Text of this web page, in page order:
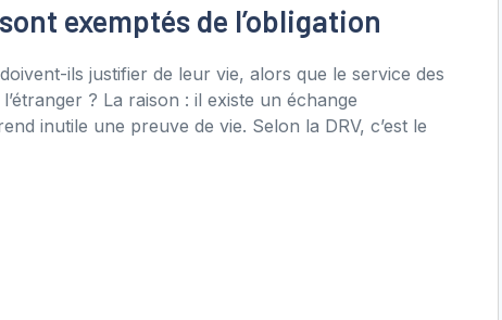
exemptés de l’obligation
ils justifier de leur vie, alors que le service des
? La raison : il existe un échange
inutile une preuve de vie. Selon la DRV, c’est le